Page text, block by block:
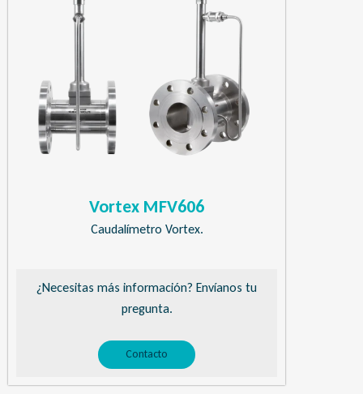
Vortex MFV606
Caudalímetro Vortex.
¿Necesitas más información? Envíanos tu
pregunta.
Contacto